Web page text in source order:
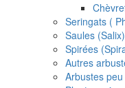
Seringats (
Saules (Salix)
Spirées
Autres
Arbustes